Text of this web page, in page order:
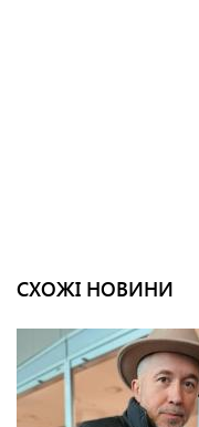
СХОЖІ НОВИНИ